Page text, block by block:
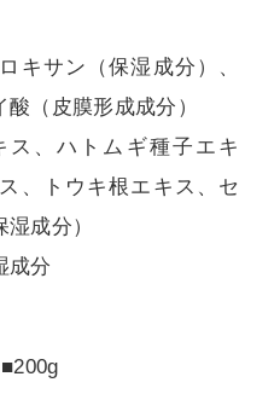
キサン（保湿成分）、
酸（皮膜形成成分）
、ハトムギ種子エキ
、トウキ根エキス、セ
湿成分）
成分